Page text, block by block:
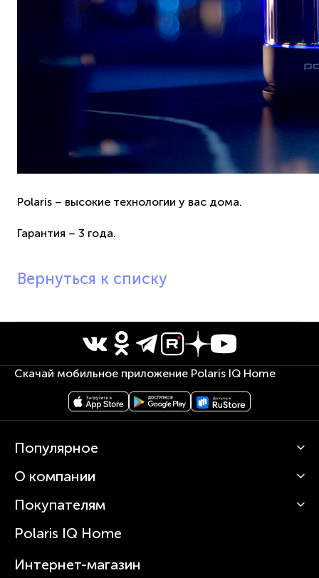
Polaris – высокие технологии у вас дома.
Гарантия – 3 года.
Вернуться к списку
Скачай мобильное приложение Polaris IQ Home
Популярное
Кофемашины
Вертикальные пылесосы
Зубные щетки и ирригаторы
Увлажнители
О компании
О Polaris
Статьи
Покупателям
Сервисные центры
Где купить
Polaris IQ Home
Интернет-магазин